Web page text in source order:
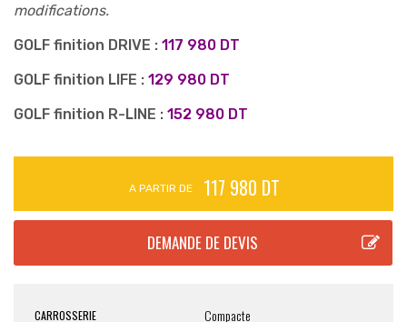
modifications.
GOLF finition DRIVE : 117 980 DT
GOLF finition LIFE : 129 980 DT
GOLF finition R-LINE : 152 980 DT
A PARTIR DE 117 980 DT
CARROSSERIE Compacte